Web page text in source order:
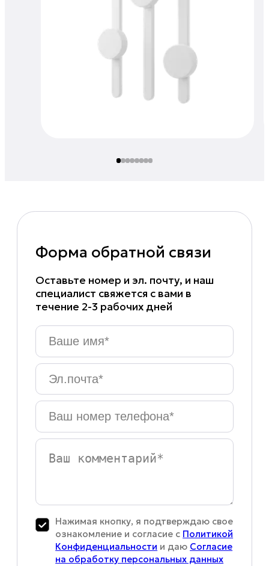
Форма обратной связи
Оставьте номер и эл. почту, и наш
специалист свяжется с вами в
течение 2-3 рабочих дней
Ваше
имя*
Эл.почта
Ваш
номер
телефона*
Ваш
комментарий
Нажимая кнопку, я подтверждаю свое
ознакомление и согласие с Политикой
Конфиденциальности и даю Согласие
на обработку персональных данных